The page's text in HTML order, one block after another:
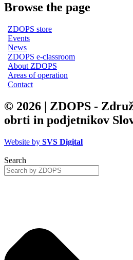
Browse the page
ZDOPS store
Events
News
ZDOPS e-classroom
About ZDOPS
Areas of operation
Contact
© 2026 | ZDOPS -
obrti in podjetnikov
Website by SVS Digital
Search